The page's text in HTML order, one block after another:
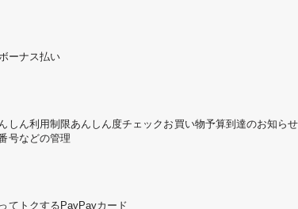
ーナス払い
しん利用制限あんしん度チェック お買い物予算到達のお知らせ
号などの管理
てトクするPayPayカード